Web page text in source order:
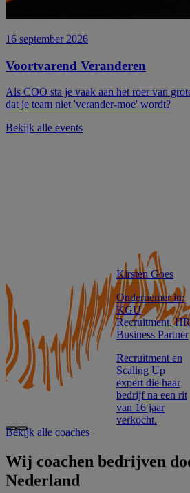
16 september 2026
Voortvarend Veranderen
Als COO sta je vaak aan het roer van
dat je team niet 'verander-moe' wordt?
Bekijk alle events
Kirsten Goes
Ondernemer in:
KGU
Recruitment, HR
Business Partner
Recruitment en
Scaling Up
expert die haar
bedrijf na een rit
van 16 jaar
verkocht.
Bekijk alle coaches
Wij coachen bedrijven
Nederland